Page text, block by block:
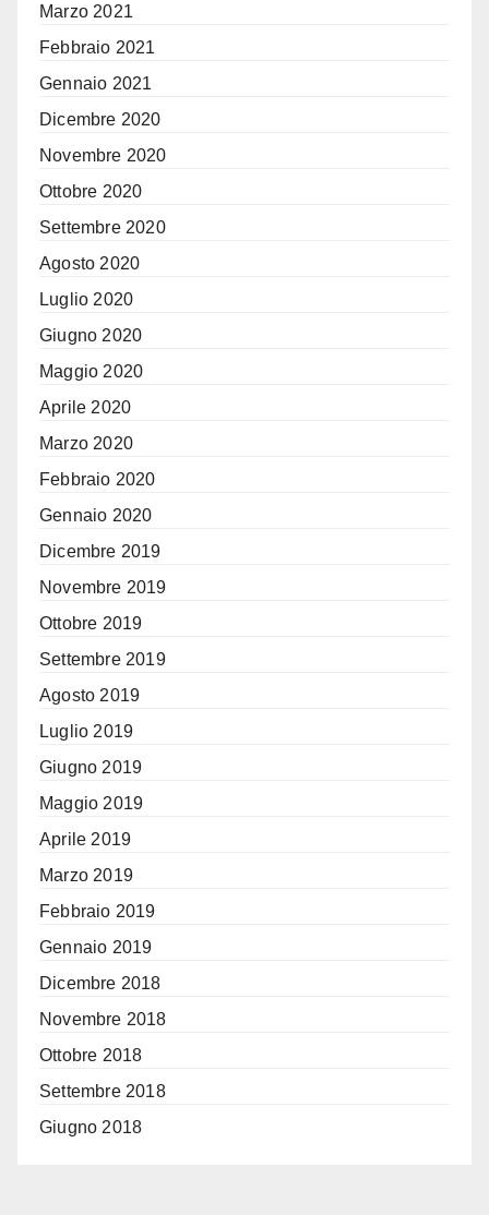
Marzo 2021
Febbraio 2021
Gennaio 2021
Dicembre 2020
Novembre 2020
Ottobre 2020
Settembre 2020
Agosto 2020
Luglio 2020
Giugno 2020
Maggio 2020
Aprile 2020
Marzo 2020
Febbraio 2020
Gennaio 2020
Dicembre 2019
Novembre 2019
Ottobre 2019
Settembre 2019
Agosto 2019
Luglio 2019
Giugno 2019
Maggio 2019
Aprile 2019
Marzo 2019
Febbraio 2019
Gennaio 2019
Dicembre 2018
Novembre 2018
Ottobre 2018
Settembre 2018
Giugno 2018